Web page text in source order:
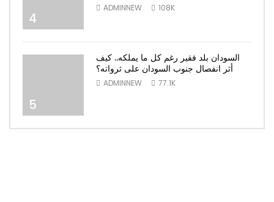
4
ADMINNEW 108K
5
السودان بلد فقير رغم كل ما يملكه.. كيف
أثر انفصال جنوب السودان على ثرواته؟
ADMINNEW 77.1K